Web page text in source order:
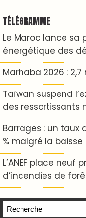
TÉLÉGRAMME
Le Maroc lance sa
énergétique des
Marhaba 2026 : 2,7
Taïwan suspend
des ressortissants
Barrages : un taux
% malgré la baisse
L’ANEF place neuf
d’incendies de